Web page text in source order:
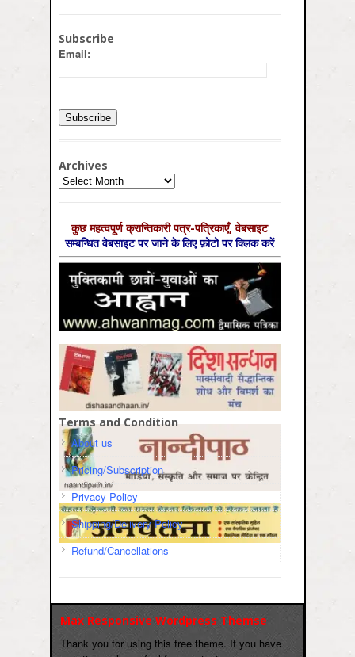
Subscribe
Email:
Archives
Archives
कुछ महत्‍वपूर्ण क्रान्तिकारी पत्र-पत्रिकाएँ, वेबसाइट
सम्‍बन्धित वेबसाइट पर जाने के लिए फ़ोटो पर क्लिक करें
Terms and Condition
About us
Pricing/Subscription
Privacy Policy
Shipping/Delivery Policy
Refund/Cancellations
Max Responsive Wordpress Themse
Thank you for using this free theme. If you have